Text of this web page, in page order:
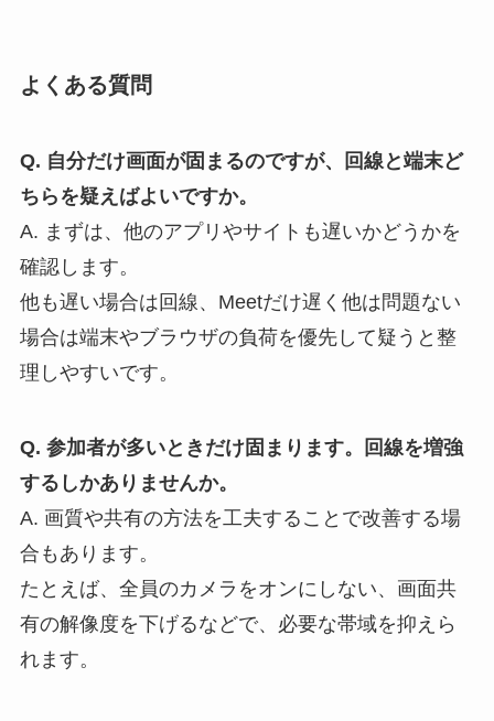
よくある質問
Q. 自分だけ画面が固まるのですが、回線と端末ど
ちらを疑えばよいですか。
A. まずは、他のアプリやサイトも遅いかどうかを
確認します。
他も遅い場合は回線、Meetだけ遅く他は問題ない
場合は端末やブラウザの負荷を優先して疑うと整
理しやすいです。
Q. 参加者が多いときだけ固まります。回線を増強
するしかありませんか。
A. 画質や共有の方法を工夫することで改善する場
合もあります。
たとえば、全員のカメラをオンにしない、画面共
有の解像度を下げるなどで、必要な帯域を抑えら
れます。